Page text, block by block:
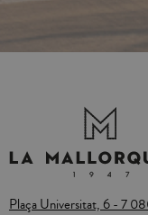
Plaça Universitat, 6 - 7